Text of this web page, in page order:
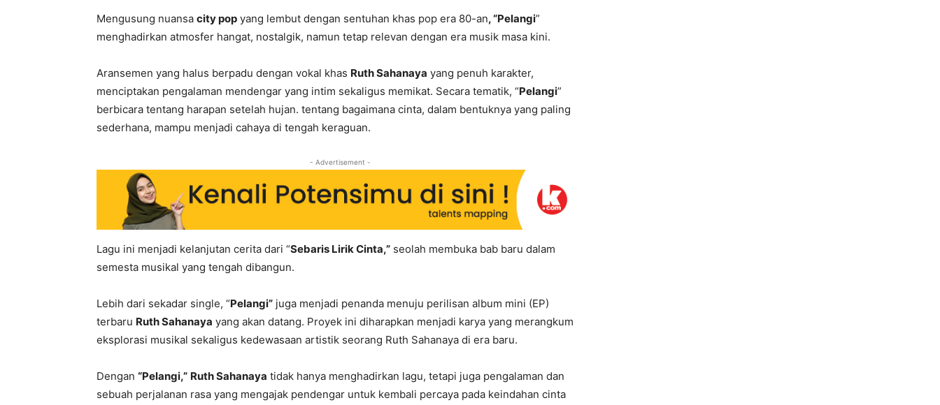
Mengusung nuansa city pop yang lembut dengan sentuhan khas pop era 80-an, “Pelangi”
menghadirkan atmosfer hangat, nostalgik, namun tetap relevan dengan era musik masa kini.
Aransemen yang halus berpadu dengan vokal khas Ruth Sahanaya yang penuh karakter,
menciptakan pengalaman mendengar yang intim sekaligus memikat. Secara tematik, “Pelangi”
berbicara tentang harapan setelah hujan. tentang bagaimana cinta, dalam bentuknya yang paling
sederhana, mampu menjadi cahaya di tengah keraguan.
- Advertisement -
Lagu ini menjadi kelanjutan cerita dari “Sebaris Lirik Cinta,” seolah membuka bab baru dalam
semesta musikal yang tengah dibangun.
Lebih dari sekadar single, “Pelangi” juga menjadi penanda menuju perilisan album mini (EP)
terbaru Ruth Sahanaya yang akan datang. Proyek ini diharapkan menjadi karya yang merangkum
eksplorasi musikal sekaligus kedewasaan artistik seorang Ruth Sahanaya di era baru.
Dengan “Pelangi,” Ruth Sahanaya tidak hanya menghadirkan lagu, tetapi juga pengalaman dan
sebuah perjalanan rasa yang mengajak pendengar untuk kembali percaya pada keindahan cinta